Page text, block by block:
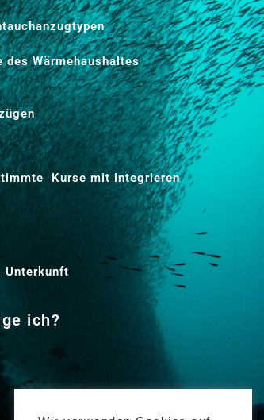
Wärmehaushaltes
Kurse mit integrieren
Unterkunft
ich?